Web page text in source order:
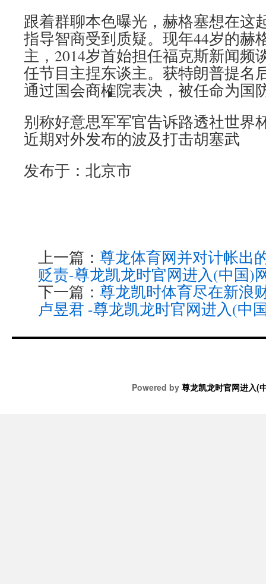
跟着群聊本色曝光，赫格塞想在这
指导智商受到质疑。现年44岁的赫
主，2014岁首始担任福克斯新闻频
任节目主捏东谈主。获特朗普提名
通过国会商榷院表决，被任命为国
别称好意思军军官告诉路透社世界
近期对外发布的波及打击胡塞武
发布于：北京市
上一篇： 尊龙体育网并对计帐出
贬责-尊龙凯龙时官网进入(中国)
下一篇： 尊龙凯时体育尽在新浪
卢昱君 -尊龙凯龙时官网进入(中
Powered by 尊龙凯龙时官网进入(